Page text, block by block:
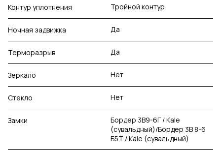
Контур уплотнения Тройной контур
Ночная задвижка Да
Терморазрыв Да
Зеркало Нет
Стекло Нет
Замки
Бордер 3В9-6Г / Kale
(сувальдный)/Бордер 3В 8-6
Б5Т / Kale (сувальдный)